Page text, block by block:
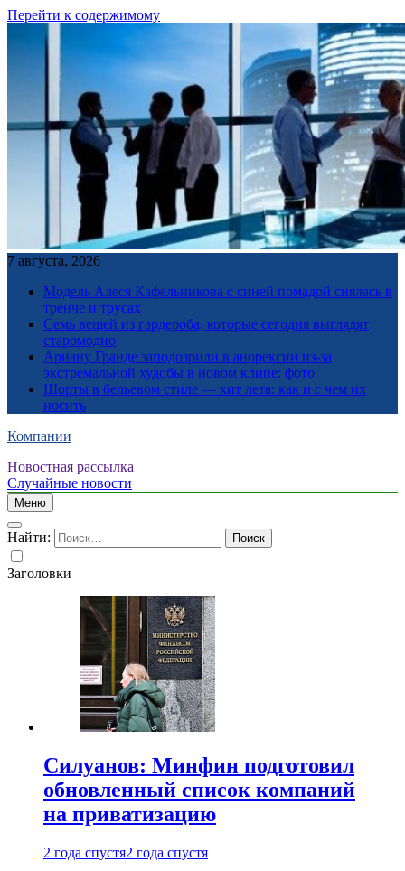
Перейти к содержимому
7 августа, 2026
Модель Алеся Кафельникова с синей помадой снялась в
тренче и трусах
Семь вещей из гардероба, которые сегодня выглядят
старомодно
Ариану Гранде заподозрили в анорексии из-за
экстремальной худобы в новом клипе: фото
Шорты в бельевом стиле — хит лета: как и с чем их
носить
Компании
Новостная рассылка
Случайные новости
Меню
Найти:
Заголовки
Силуанов: Минфин подготовил
обновленный список компаний
на приватизацию
2 года спустя2 года спустя